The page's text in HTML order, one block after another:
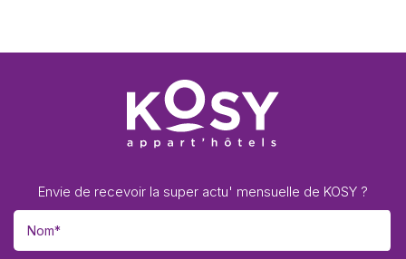
Envie de recevoir la super actu' mensuelle de KOSY ?